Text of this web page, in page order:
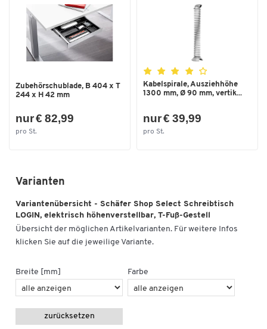
Zubehörschublade, B 404 x T
244 x H 42 mm
nur € 82,99
pro St.
Kabelspirale, Ausziehhöhe
1300 mm, Ø 90 mm, vertik...
nur € 39,99
pro St.
Varianten
Variantenübersicht - Schäfer Shop Select Schreibtisch
LOGIN, elektrisch höhenverstellbar, T-Fuß-Gestell
Übersicht der möglichen Artikelvarianten. Für weitere Infos
klicken Sie auf die jeweilige Variante.
Breite [mm] Farbe
zurücksetzen